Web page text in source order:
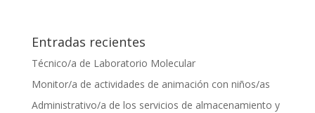
Entradas recientes
Técnico/a de Laboratorio Molecular
Monitor/a de actividades de animación con niños/as
Administrativo/a de los servicios de almacenamiento y